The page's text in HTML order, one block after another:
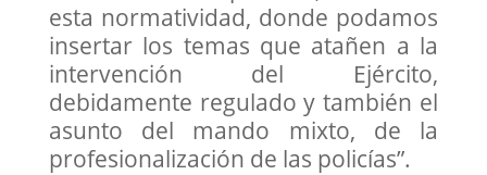
esta normatividad, donde podamos
insertar los temas que atañen a la
intervención del Ejército,
debidamente regulado y también el
asunto del mando mixto, de la
profesionalización de las policías”.